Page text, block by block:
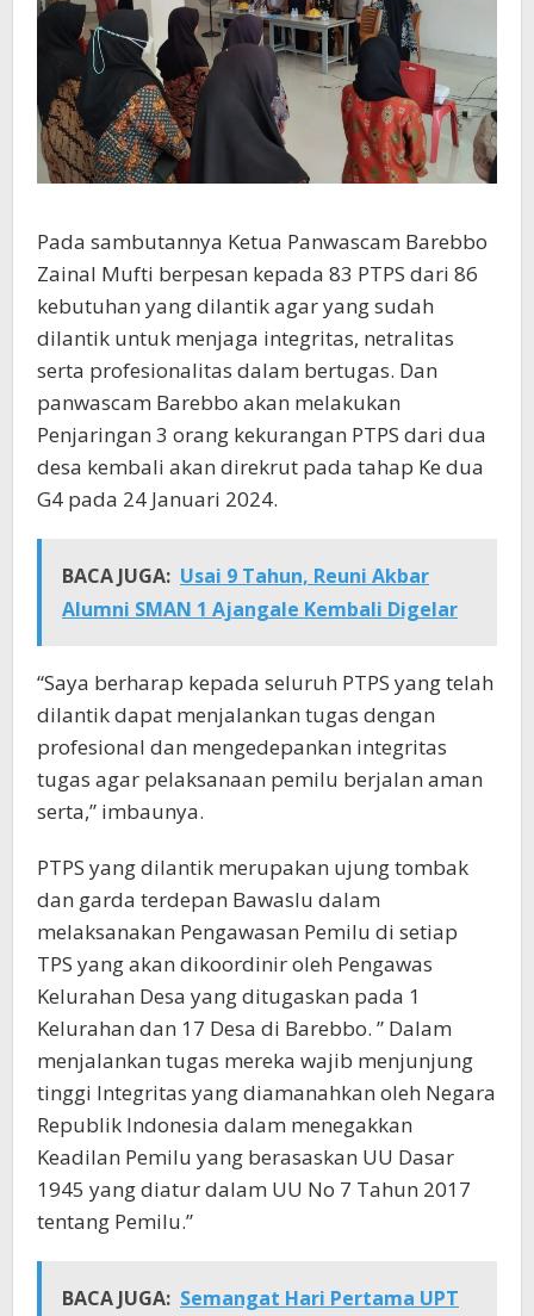
Pada sambutannya Ketua Panwascam Barebbo
Zainal Mufti berpesan kepada 83 PTPS dari 86
kebutuhan yang dilantik agar yang sudah
dilantik untuk menjaga integritas, netralitas
serta profesionalitas dalam bertugas. Dan
panwascam Barebbo akan melakukan
Penjaringan 3 orang kekurangan PTPS dari dua
desa kembali akan direkrut pada tahap Ke dua
G4 pada 24 Januari 2024.
BACA JUGA: Usai 9 Tahun, Reuni Akbar
Alumni SMAN 1 Ajangale Kembali Digelar
“Saya berharap kepada seluruh PTPS yang telah
dilantik dapat menjalankan tugas dengan
profesional dan mengedepankan integritas
tugas agar pelaksanaan pemilu berjalan aman
serta,” imbaunya.
PTPS yang dilantik merupakan ujung tombak
dan garda terdepan Bawaslu dalam
melaksanakan Pengawasan Pemilu di setiap
TPS yang akan dikoordinir oleh Pengawas
Kelurahan Desa yang ditugaskan pada 1
Kelurahan dan 17 Desa di Barebbo. ” Dalam
menjalankan tugas mereka wajib menjunjung
tinggi Integritas yang diamanahkan oleh Negara
Republik Indonesia dalam menegakkan
Keadilan Pemilu yang berasaskan UU Dasar
1945 yang diatur dalam UU No 7 Tahun 2017
tentang Pemilu.”
BACA JUGA: Semangat Hari Pertama UPT